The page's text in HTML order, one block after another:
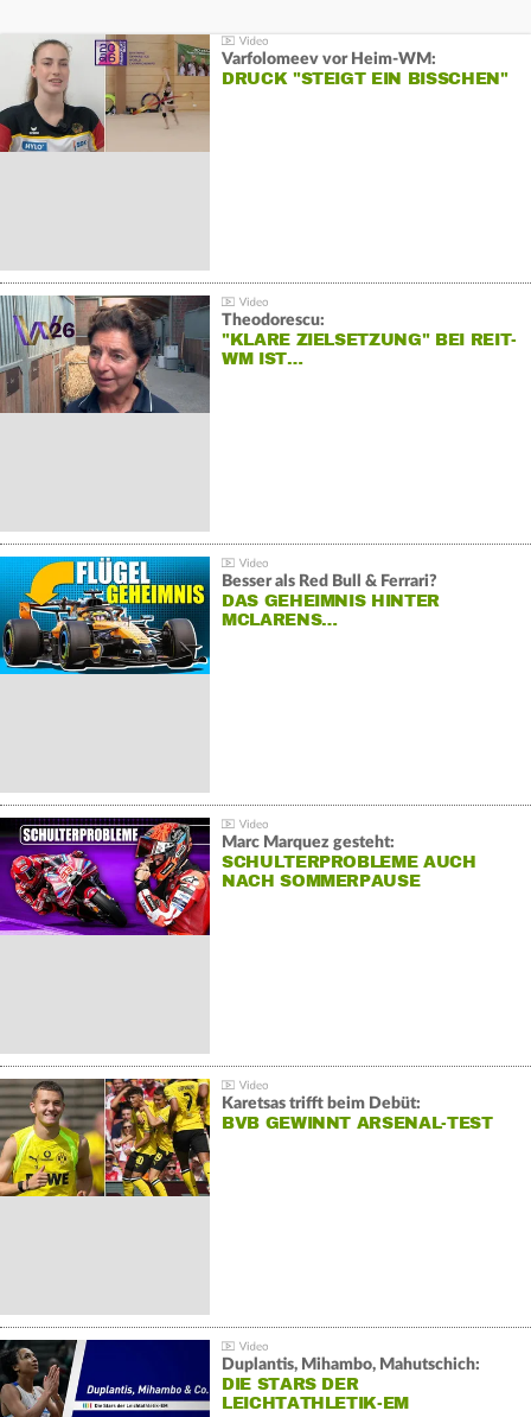
Varfolomeev vor Heim-WM:
DRUCK "STEIGT EIN BISSCHEN"
Theodorescu:
"KLARE ZIELSETZUNG" BEI REIT-
WM IST…
Besser als Red Bull & Ferrari?
DAS GEHEIMNIS HINTER
MCLARENS…
Marc Marquez gesteht:
SCHULTERPROBLEME AUCH
NACH SOMMERPAUSE
Karetsas trifft beim Debüt:
BVB GEWINNT ARSENAL-TEST
Duplantis, Mihambo, Mahutschich:
DIE STARS DER
LEICHTATHLETIK-EM